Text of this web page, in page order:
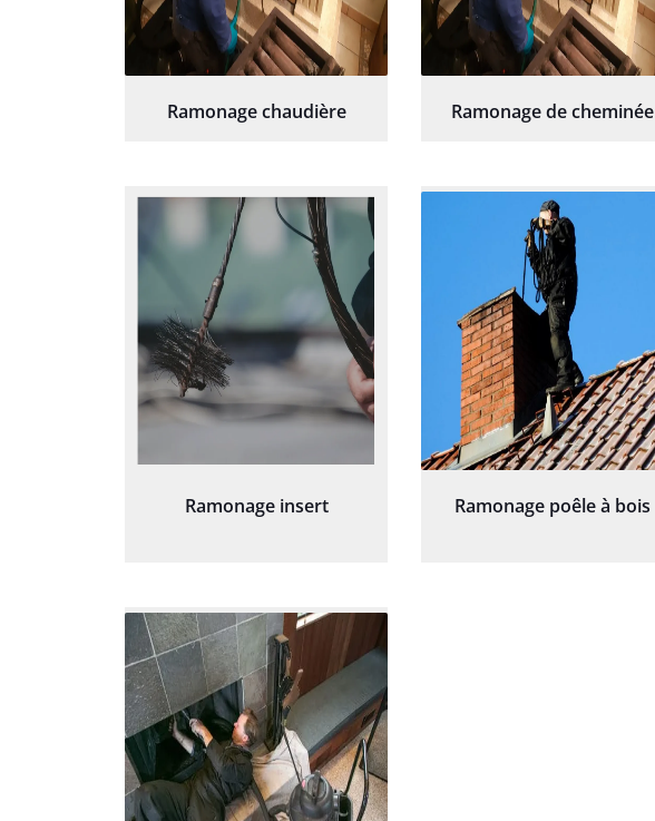
Ramonage chaudière Ramonage de cheminée
Ramonage insert Ramonage poêle à bois